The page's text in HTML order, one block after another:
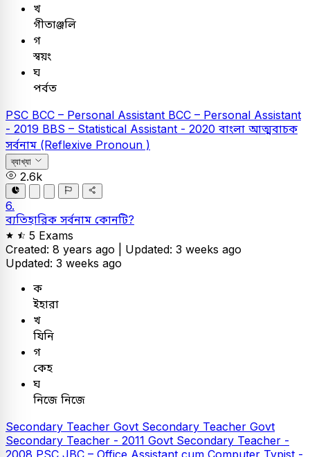
খ
গীতাঞ্জলি
গ
স্বয়ং
ঘ
পর্বত
PSC BCC – Personal Assistant BCC – Personal Assistant
- 2019 BBS – Statistical Assistant - 2020 বাংলা আত্মবাচক
সর্বনাম (Reflexive Pronoun )
ব্যাখ্যা
2.6k
6.
ব্যতিহারিক সর্বনাম কোনটি?
5 Exams
Created: 8 years ago | Updated: 3 weeks ago
Updated: 3 weeks ago
ক
ইহারা
খ
যিনি
গ
কেহ
ঘ
নিজে নিজে
Secondary Teacher Govt Secondary Teacher Govt
Secondary Teacher - 2011 Govt Secondary Teacher -